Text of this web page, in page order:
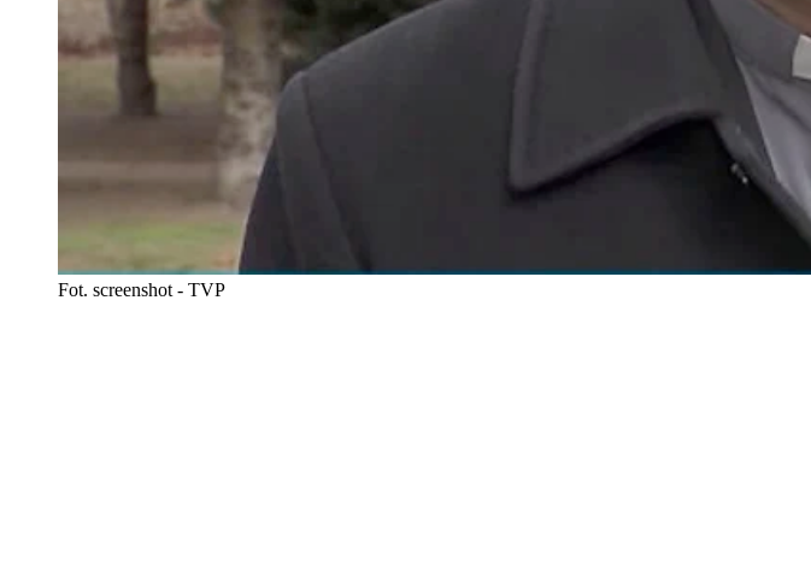
Fot. screenshot - TVP